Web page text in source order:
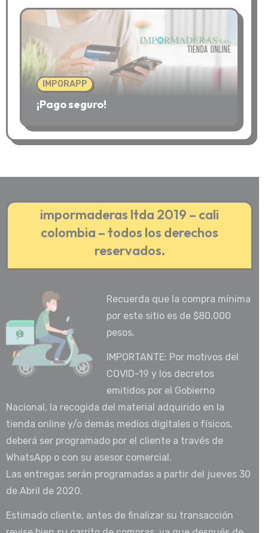
IMPORAPP
¡Pago seguro!
impormaderas ltda 2019 – cali
colombia – todos los derechos
reservados.
Recuerda que la compra mínima
por este sitio es de $80.000
pesos.
IMPORTANTE: Por motivos del
COVID-19 y los decretos
emitidos por el Gobierno
Nacional, la recogida del material adquirido en la
tienda online y/o demás medios digitales o físicos,
deberá ser programado por el cliente a través de
WhatsApp o con su asesor comercial.
Las entregas serán programadas a partir del jueves 30
de Abril de 2020.
Estimado cliente, antes de finalizar su transacción